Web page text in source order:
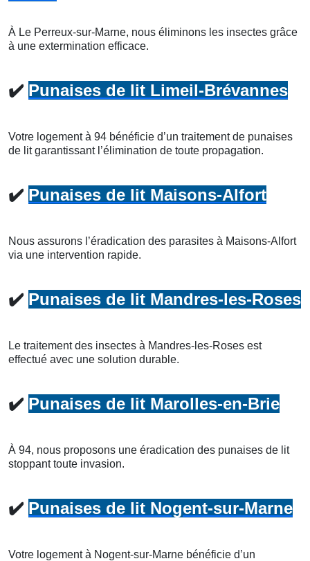
À Le Perreux-sur-Marne, nous éliminons les insectes grâce
à une extermination efficace.
✔️ Punaises de lit Limeil-Brévannes
Votre logement à 94 bénéficie d’un traitement de punaises
de lit garantissant l’élimination de toute propagation.
✔️ Punaises de lit Maisons-Alfort
Nous assurons l’éradication des parasites à Maisons-Alfort
via une intervention rapide.
✔️ Punaises de lit Mandres-les-Roses
Le traitement des insectes à Mandres-les-Roses est
effectué avec une solution durable.
✔️ Punaises de lit Marolles-en-Brie
À 94, nous proposons une éradication des punaises de lit
stoppant toute invasion.
✔️ Punaises de lit Nogent-sur-Marne
Votre logement à Nogent-sur-Marne bénéficie d’un